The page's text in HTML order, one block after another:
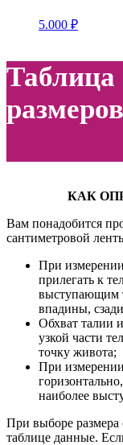
5.000 ₽
Таблица
КАК
Вам понадобится
сантиметровой
При
прилегать к
выступающим
впадины,
Обхват талии
узкой части
точку живота;
При измерении
наиболее
При выборе размера
таблице данные.